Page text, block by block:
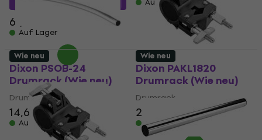
MUZMUZ-25
61,90 €
Auf Lager
Dixon PSOB-24
Drumrack (Wie neu)
Drumrack
14,60 €16,40 €
Auf Lager
Dixon PAKL1820
Drumrack (Wie neu)
Drumrack
26,60 €
Auf Lager
Wie neu Wie neu